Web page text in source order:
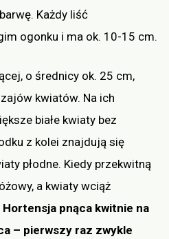
Każdy liść
ogonku i ma ok. 10-15 cm.
o średnicy ok. 25 cm,
kwiatów. Na ich
białe kwiaty bez
z kolei znajdują się
płodne. Kiedy przekwitną
a kwiaty wciąż
Hortensja pnąca kwitnie na
– pierwszy raz zwykle